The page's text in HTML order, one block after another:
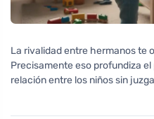
La rivalidad entre hermanos te
Precisamente eso profundiza
relación entre los niños sin